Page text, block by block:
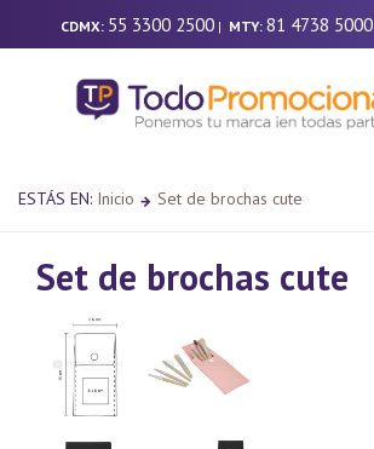
CDMX: 55 3300 2500 | MTY: 81 4738 5000
ESTÁS EN: Inicio Set de brochas cute
Set de brochas cute